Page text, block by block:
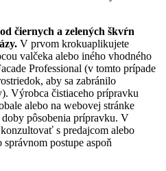
čiernych a zelených škvŕn
V prvom krokuaplikujete
valčeka alebo iného vhodného
Professional (v tomto prípade
aby sa zabránilo
Výrobca čistiaceho prípravku
alebo na webovej stránke
pôsobenia prípravku. V
s predajcom alebo
postupe aspoň